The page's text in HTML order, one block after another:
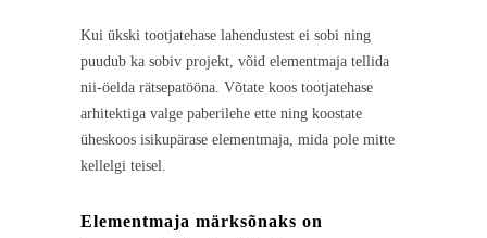
Kui ükski tootjatehase lahendustest ei sobi ning
puudub ka sobiv projekt, võid elementmaja tellida
nii-öelda rätsepatööna. Võtate koos tootjatehase
arhitektiga valge paberilehe ette ning koostate
üheskoos isikupärase elementmaja, mida pole mitte
kellelgi teisel.
Elementmaja märksõnaks on